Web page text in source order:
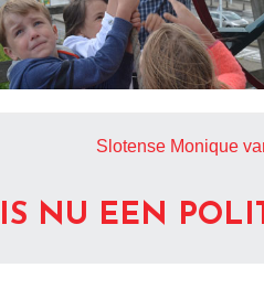
Slotense Monique
NU EEN